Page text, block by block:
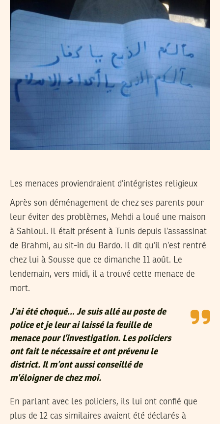
Les menaces proviendraient d’intégristes religieux
Après son déménagement de chez ses parents pour
leur éviter des problèmes, Mehdi a loué une maison
à Sahloul. Il était présent à Tunis depuis l’assassinat
de Brahmi, au sit-in du Bardo. Il dit qu’il n’est rentré
chez lui à Sousse que ce dimanche 11 août. Le
lendemain, vers midi, il a trouvé cette menace de
mort.
J’ai été choqué… Je suis allé au poste de
police et je leur ai laissé la feuille de
menace pour l’investigation. Les policiers
ont fait le nécessaire et ont prévenu le
district. Il m’ont aussi conseillé de
m’éloigner de chez moi.
En parlant avec les policiers, ils lui ont confié que
plus de 12 cas similaires avaient été déclarés à